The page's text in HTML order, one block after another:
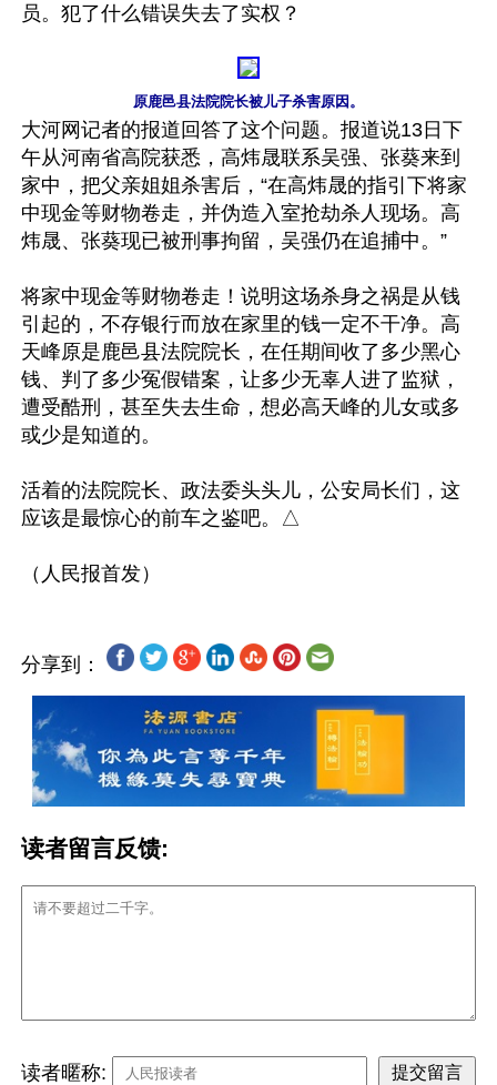
员。犯了什么错误失去了实权？
原鹿邑县法院院长被儿子杀害原因。
大河网记者的报道回答了这个问题。报道说13日下
午从河南省高院获悉，高炜晟联系吴强、张葵来到
家中，把父亲姐姐杀害后，“在高炜晟的指引下将家
中现金等财物卷走，并伪造入室抢劫杀人现场。高
炜晟、张葵现已被刑事拘留，吴强仍在追捕中。”
将家中现金等财物卷走！说明这场杀身之祸是从钱
引起的，不存银行而放在家里的钱一定不干净。高
天峰原是鹿邑县法院院长，在任期间收了多少黑心
钱、判了多少冤假错案，让多少无辜人进了监狱，
遭受酷刑，甚至失去生命，想必高天峰的儿女或多
或少是知道的。
活着的法院院长、政法委头头儿，公安局长们，这
应该是最惊心的前车之鉴吧。△
分享到：
读者留言反馈:
读者暱称: